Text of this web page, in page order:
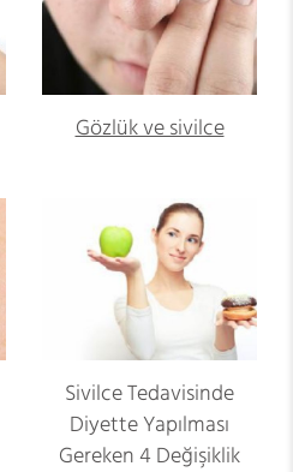
Gözlük ve sivilce
Sivilce Tedavisinde
Diyette Yapılması
Gereken 4 Değişiklik